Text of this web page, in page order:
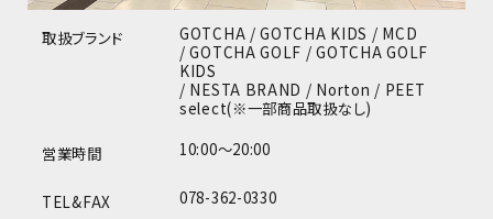
取扱ブランド
GOTCHA / GOTCHA KIDS / MCD
/ GOTCHA GOLF / GOTCHA GOLF
KIDS
/ NESTA BRAND / Norton / PEET
select(※一部商品取扱なし)
営業時間 10:00～20:00
TEL&FAX 078-362-0330